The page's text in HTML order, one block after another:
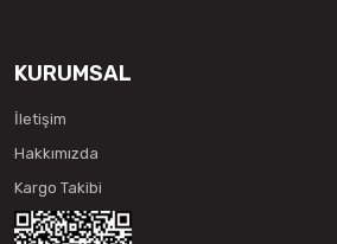
KURUMSAL
İletişim
Hakkımızda
Kargo Takibi